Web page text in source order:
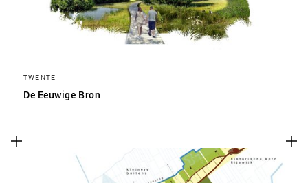
TWENTE
De Eeuwige Bron